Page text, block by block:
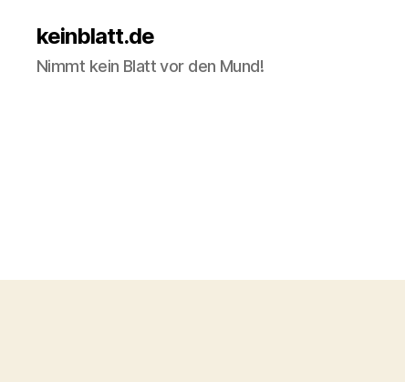
keinblatt.de
Nimmt kein Blatt vor den Mund!